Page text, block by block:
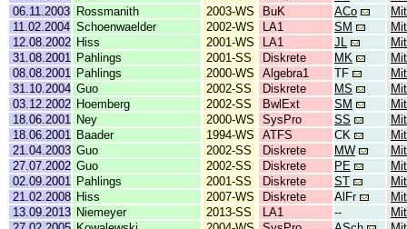
06.11.2003 Rossmanith 2003-WS BuK ACo
11.02.2004 Schoenwaelder 2002-WS LA1 SM
12.08.2002 Hiss 2001-WS LA1 JL
31.08.2001
Pahlings 2001-SS Diskrete MK
08.08.2001
Pahlings 2000-WS Algebra1 TF
31.10.2004 Guo 2002-SS Diskrete MS
03.12.2002 Hoemberg 2002-SS BwlExt SM
18.06.2001
Ney 2000-WS SysPro SS
18.06.2001
Baader 1994-WS ATFS CK
21.04.2003 Guo 2002-SS Diskrete MW
27.07.2002 Guo 2002-SS Diskrete PE
02.09.2001
Pahlings 2001-SS Diskrete ST
21.02.2008 Hiss 2007-WS Diskrete AlFr
13.09.2013 Niemeyer 2013-SS LA1 --